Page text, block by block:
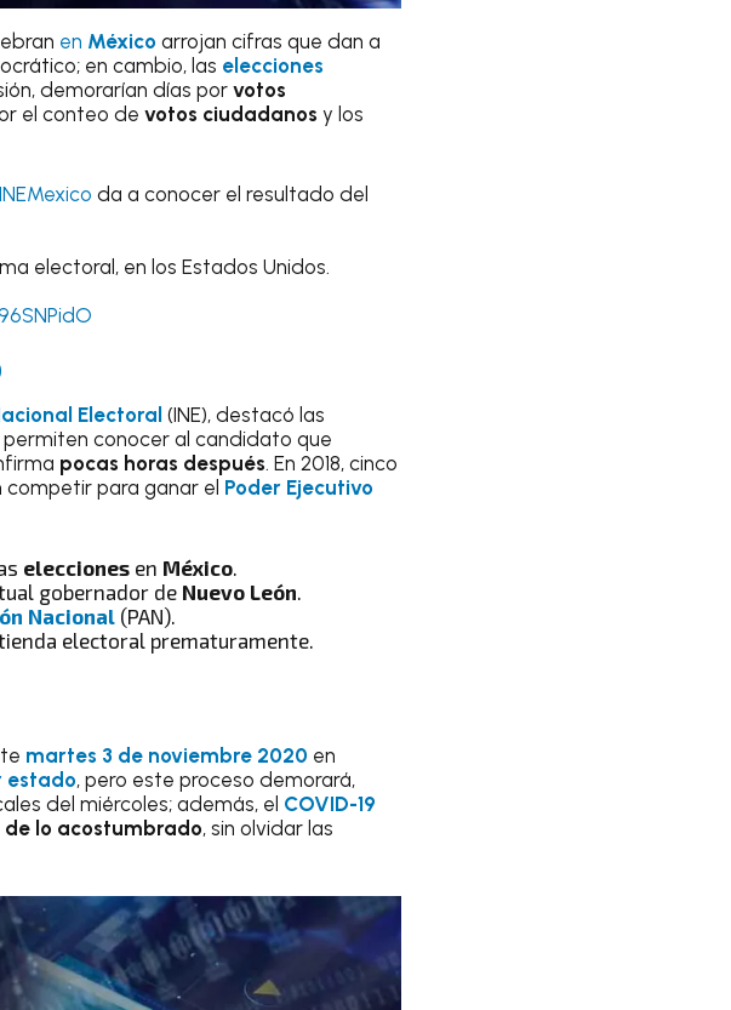
en México arrojan cifras que dan a
en cambio, las elecciones
demorarían días por votos
el conteo de votos ciudadanos y los
da a conocer el resultado del
electoral, en los Estados Unidos.
Electoral (INE), destacó las
permiten conocer al candidato que
pocas horas después. En 2018, cinco
para ganar el Poder Ejecutivo
elecciones en México
gobernador de Nuevo León
Nacional (PAN).
electoral prematuramente.
martes 3 de noviembre 2020 en
estado, pero este proceso demorará,
del miércoles; además, el COVID-19
de lo acostumbrado, sin olvidar las